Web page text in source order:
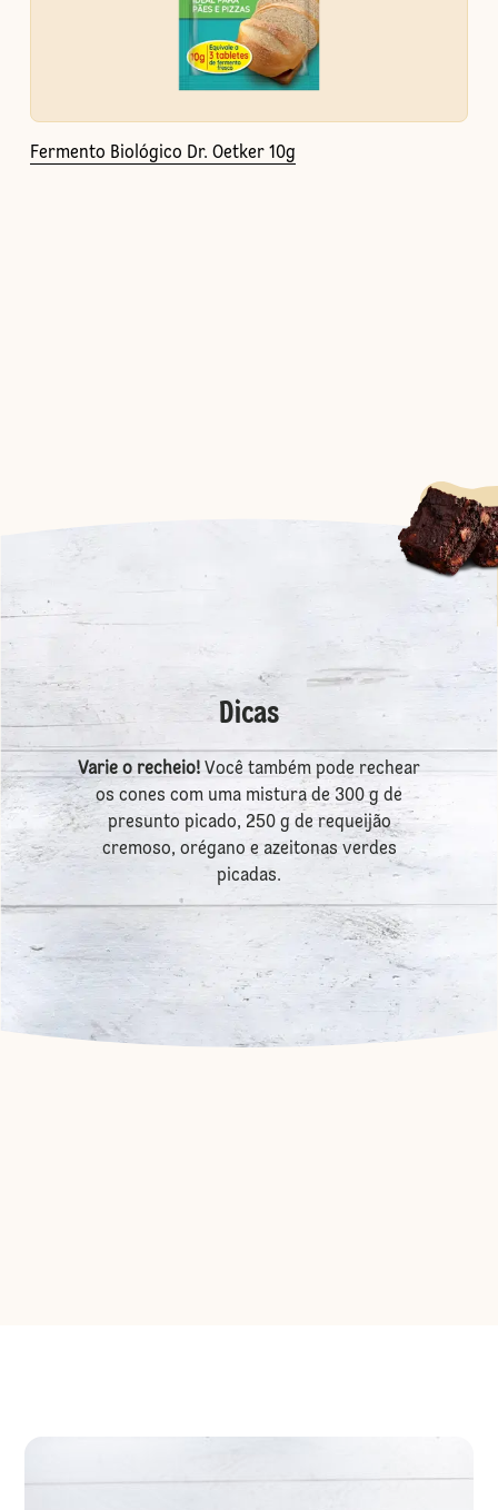
Fermento Biológico Dr. Oetker 10g
Dicas
Varie o recheio! Você também pode rechear
os cones com uma mistura de 300 g de
presunto picado, 250 g de requeijão
cremoso, orégano e azeitonas verdes
picadas.